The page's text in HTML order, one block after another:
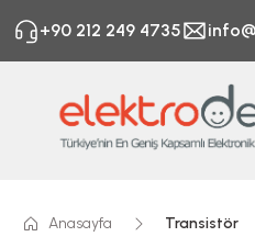
+90 212 249 4735
Anasayfa Transistör